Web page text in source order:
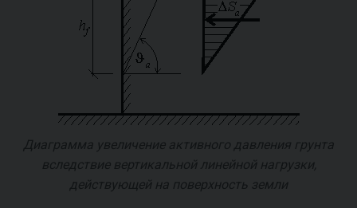
Диаграмма увеличение активного давления грунта
вследствие вертикальной линейной нагрузки,
действующей на поверхность земли